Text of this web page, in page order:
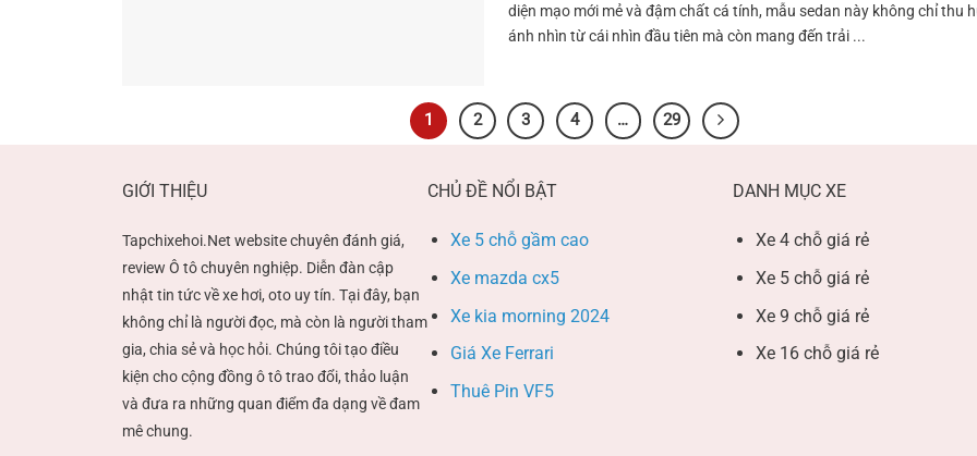
diện mạo mới mẻ và đậm chất cá tính, mẫu sedan này không chỉ thu
ánh nhìn từ cái nhìn đầu tiên mà còn mang đến trải ...
1 2 3 4 … 29
GIỚI THIỆU
Tapchixehoi.Net website chuyên đánh giá,
review Ô tô chuyên nghiệp. Diễn đàn cập
nhật tin tức về xe hơi, oto uy tín. Tại đây, bạn
không chỉ là người đọc, mà còn là người tham
gia, chia sẻ và học hỏi. Chúng tôi tạo điều
kiện cho cộng đồng ô tô trao đổi, thảo luận
và đưa ra những quan điểm đa dạng về đam
mê chung.
CHỦ ĐỀ NỔI BẬT
Xe 5 chỗ gầm cao
Xe mazda cx5
Xe kia morning 2024
Giá Xe Ferrari
Thuê Pin VF5
DANH MỤC XE
Xe 4 chỗ giá rẻ
Xe 5 chỗ giá rẻ
Xe 9 chỗ giá rẻ
Xe 16 chỗ giá rẻ